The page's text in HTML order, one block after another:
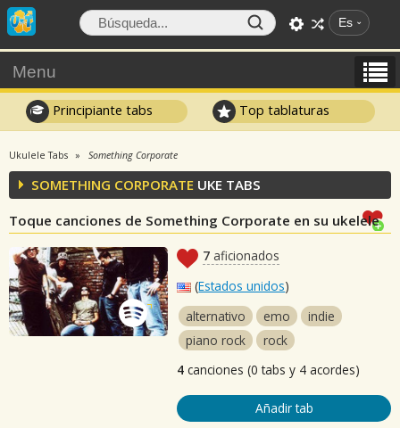
Es
Menu
Principiante tabs Top tablaturas
Ukulele Tabs Something Corporate
SOMETHING CORPORATE UKE TABS
Toque canciones de Something Corporate en su ukelele
7 aficionados
(Estados unidos)
alternativo
emo
indie
piano rock
rock
4 canciones (0 tabs y 4 acordes)
Añadir tab